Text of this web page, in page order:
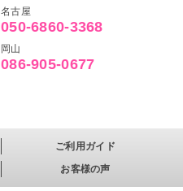
名古屋
050-6860-3368
岡山
086-905-0677
ご利用ガイド
お客様の声